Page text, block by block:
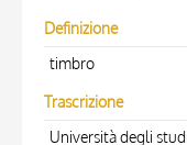
Definizione
timbro
Trascrizione
Università degli